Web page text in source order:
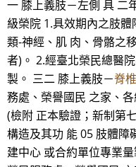
一 膝上義肢－左側 具 二
級榮院 1.具效期內之肢
類-神經、肌 肉、骨骼之
者)。 2.經臺北榮民總醫
製。 三二 膝上義肢－脊
務處、榮譽國民 之家、
(檢附 正本驗證；新制第
構造及其功 能 05 肢體障
建中心 或合約單位專業